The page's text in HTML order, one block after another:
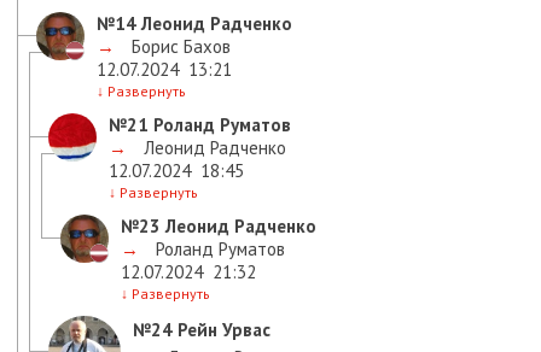
№14Леонид Радченко
→
Борис Бахов
12.07.2024 13:21
↓ Развернуть
№21 Роланд Руматов
→
Леонид Радченко
12.07.2024 18:45
↓ Развернуть
№23 Леонид Радченко
→
Роланд Руматов
12.07.2024 21:32
↓ Развернуть
№24 Рейн Урвас